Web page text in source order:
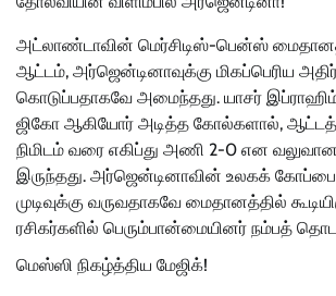
அட்லாண்டாவின் மெர்சிடிஸ்-பென்ஸ்
ஆட்டம், அர்ஜென்டினாவுக்கு மிகப்பெரிய
கொடுப்பதாகவே அமைந்தது. யாசர்
ஜிகோ ஆகியோர் அடித்த கோல்களால்,
நிமிடம் வரை எகிப்து அணி 2-0 என
இருந்தது. அர்ஜென்டினாவின் உலகக்
முடிவுக்கு வருவதாகவே மைதானத்தில்
ரசிகர்களில் பெரும்பான்மையினர் நம்பத்
மெஸ்ஸி நிகழ்த்திய மேஜிக்!